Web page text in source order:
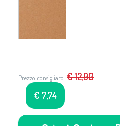
Prezzo consigliato: €12,90
€ 7,74